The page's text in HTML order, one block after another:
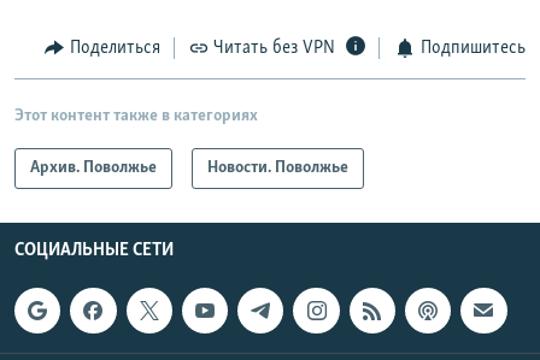
Поделиться Читать без VPN Подпишитесь
Этот контент также в категориях
Архив. Поволжье Новости. Поволжье
СОЦИАЛЬНЫЕ СЕТИ